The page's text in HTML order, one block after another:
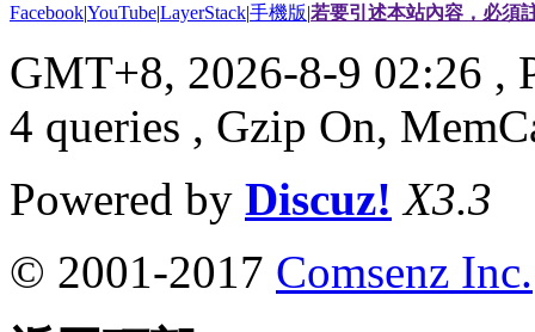
Facebook|YouTube|LayerStack|手機版|若要引述本站內容，必須
GMT+8, 2026-8-9 02:26 ,
4 queries , Gzip On,
Powered by Discuz! X3.3
© 2001-2017 Comsenz Inc.